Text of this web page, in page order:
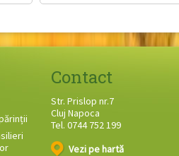
Contact
Str. Prislop nr.7
Cluj Napoca
Tel. 0744 752 199
Vezi pe hartă